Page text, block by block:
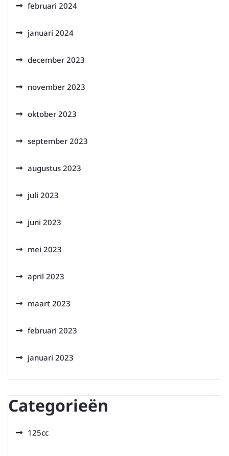
februari 2024
januari 2024
december 2023
november 2023
oktober 2023
september 2023
augustus 2023
juli 2023
juni 2023
mei 2023
april 2023
maart 2023
februari 2023
januari 2023
Categorieën
125cc